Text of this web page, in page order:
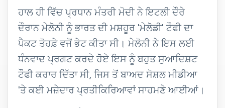
ਹਾਲ ਹੀ ਵਿੱਚ ਪ੍ਰਧਾਨ ਮੰਤਰੀ ਮੋਦੀ ਨੇ ਇਟਲੀ ਦੌਰੇ
ਦੌਰਾਨ ਮੇਲੋਨੀ ਨੂੰ ਭਾਰਤ ਦੀ ਮਸ਼ਹੂਰ 'ਮੇਲੋਡੀ' ਟੌਫੀ ਦਾ
ਪੈਕਟ ਤੋਹਫ਼ੇ ਵਜੋਂ ਭੇਟ ਕੀਤਾ ਸੀ। ਮੇਲੋਨੀ ਨੇ ਇਸ ਲਈ
ਧੰਨਵਾਦ ਪ੍ਰਗਟ ਕਰਦੇ ਹੋਏ ਇਸ ਨੂੰ ਬਹੁਤ ਸੁਆਦਿਸ਼ਟ
ਟੌਫੀ ਕਰਾਰ ਦਿੱਤਾ ਸੀ, ਜਿਸ ਤੋਂ ਬਾਅਦ ਸੋਸ਼ਲ ਮੀਡੀਆ
'ਤੇ ਕਈ ਮਜ਼ੇਦਾਰ ਪ੍ਰਤੀਕਿਰਿਆਵਾਂ ਸਾਹਮਣੇ ਆਈਆਂ।